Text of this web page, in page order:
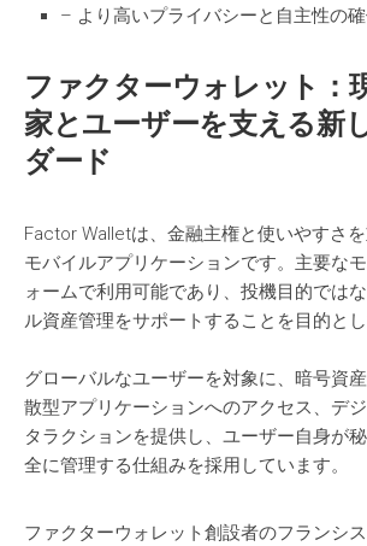
– より高いプライバシーと自主性の
ファクターウォレット：
家とユーザーを支える新
ダード
Factor Walletは、金融主権と使いやすさ
モバイルアプリケーションです。主要な
ォームで利用可能であり、投機目的では
ル資産管理をサポートすることを目的とし
グローバルなユーザーを対象に、暗号資
散型アプリケーションへのアクセス、デ
タラクションを提供し、ユーザー自身が
全に管理する仕組みを採用しています。
ファクターウォレット創設者のフランシ